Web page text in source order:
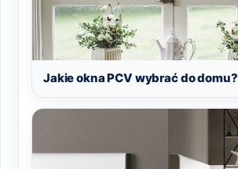
Jakie okna PCV wybrać do domu?